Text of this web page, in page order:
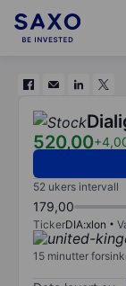
520,00
52 ukers intervall
179,00
TickerDIA:xlon
15 minutter